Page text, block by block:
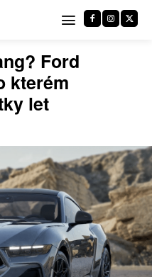
Ford
kterém
let